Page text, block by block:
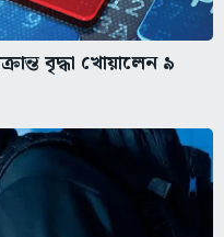
বৃদ্ধা খোয়ালেন ৯